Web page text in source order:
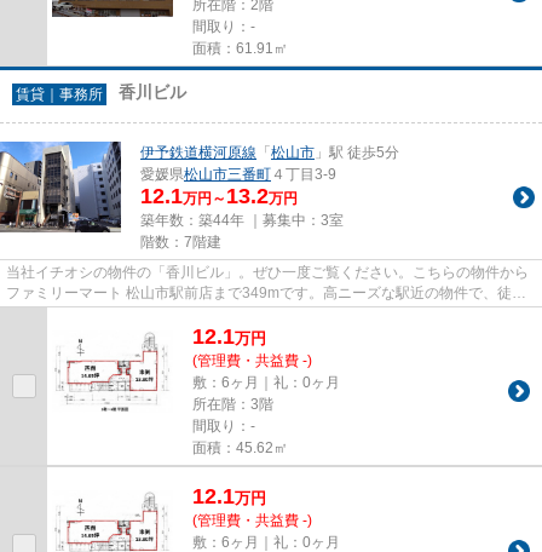
所在階：2階
間取り：-
面積：61.91㎡
賃貸｜事務所 香川ビル
伊予鉄道横河原線 「 松山市 」駅 徒歩5分
愛媛県松山市三番町 ４丁目3-9
12.1万円～ 13.2万円
築年数：築44年 ｜募集中： 3室
階数：7階建
当社イチオシの物件の「香川ビル」。ぜひ一度ご覧ください。こちらの物件から
ファミリーマート 松山市駅前店まで349mです。高ニーズな駅近の物件で、徒歩5
12.1万円
(管理費・共益費 -)
敷：6ヶ月｜礼：0ヶ月
所在階：3階
間取り：-
面積：45.62㎡
12.1万円
(管理費・共益費 -)
敷：6ヶ月｜礼：0ヶ月